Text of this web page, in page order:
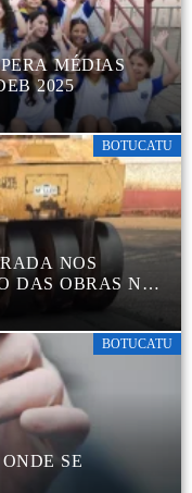
MÉDIAS
2025
BOTUCATU
NOS
DAS OBRAS NA
BOTUCATU
SE